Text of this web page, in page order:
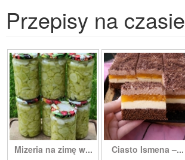
Przepisy na czasie
Mizeria na zimę w... Ciasto Ismena –...